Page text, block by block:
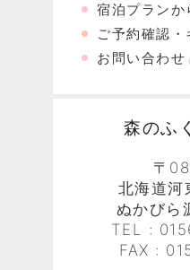
宿泊プランか
ご予約確認・
お問い合わせ
森のふ
〒
北海道河
ぬかびら
TEL :
FAX :